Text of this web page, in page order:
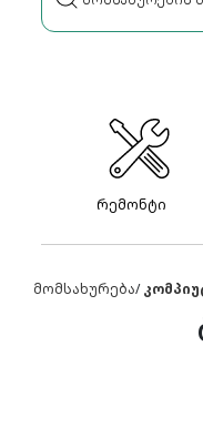
რემონტი
მომსახურება/